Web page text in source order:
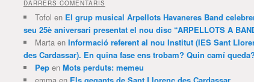
DARRERS COMENTARIS
Tofol en El grup musical Arpellots Havaneres Band
seu 25è aniversari presentat el nou disc “ARPELLOTS A
Martaen Informació referent al nou Institut (IES Sant
des Cardassar). En quina fase ens trobam? Quin camí queda?
Pepen Mots perduts: memeu